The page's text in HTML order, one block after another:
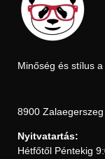
Minőség és stílus
8900 Zalaegerszeg
Nyitvatartás:
Hétfőtől Péntekig